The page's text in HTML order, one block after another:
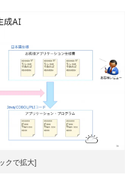
クで拡大]